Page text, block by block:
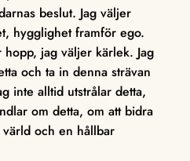
beslut. Jag väljer
hygglighet framför ego.
jag väljer kärlek. Jag
och ta in denna strävan
inte alltid utstrålar detta,
om detta, om att bidra
och en hållbar